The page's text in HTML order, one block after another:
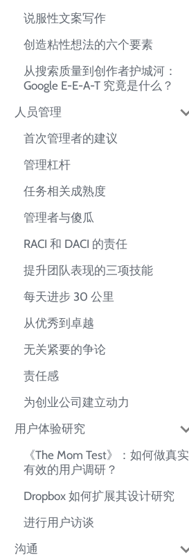
说服性文案写作
创造粘性想法的六个要素
从搜索质量到创作者护城河：
Google E-E-A-T 究竟是什么？
人员管理
首次管理者的建议
管理杠杆
任务相关成熟度
管理者与傻瓜
RACI 和 DACI 的责任
提升团队表现的三项技能
每天进步 30 公里
从优秀到卓越
无关紧要的争论
责任感
为创业公司建立动力
用户体验研究
《The Mom Test》：如何做真实
有效的用户调研？
Dropbox 如何扩展其设计研究
进行用户访谈
沟通